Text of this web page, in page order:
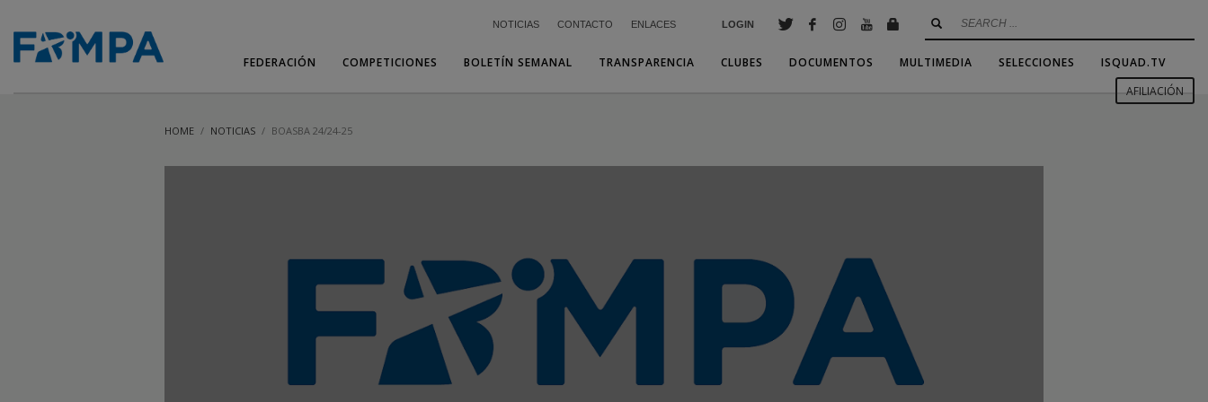
NOTICIAS CONTACTO ENLACES LOGIN
FEDERACIÓN COMPETICIONES BOLETÍN SEMANAL TRANSPARENCIA CLUBES DOCUMENTOS MULTIMEDIA SELECCIONES
ISQUAD.TV
AFILIACIÓN
HOME NOTICIAS BOASBA 24/24-25